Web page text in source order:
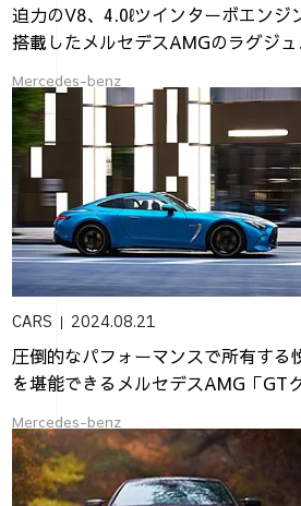
迫力のV8、4.0ℓツインターボエンジ
搭載したメルセデスAMGのラグジ
Mercedes-benz
CARS 2024.08.21
圧倒的なパフォーマンスで所有する
を堪能できるメルセデスAMG「GT
Mercedes-benz